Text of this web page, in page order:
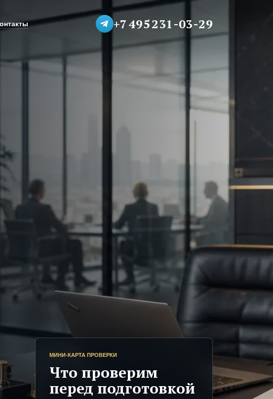
+7 495 231-03-29
МИНИ-КАРТА ПРОВЕРКИ
Что проверим
перед подготовкой